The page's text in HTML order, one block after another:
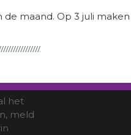
maand. Op 3 juli
het
meld